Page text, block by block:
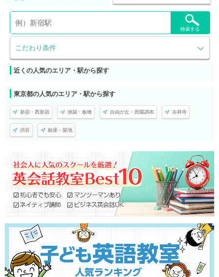
こだわり条件
検索する
近くの人気のエリア・駅から探す
東京都の人気のエリア・駅から探す
新宿・西新宿 池袋・板橋 自由が丘・田園調布 吉祥寺
渋谷 銀座・築地